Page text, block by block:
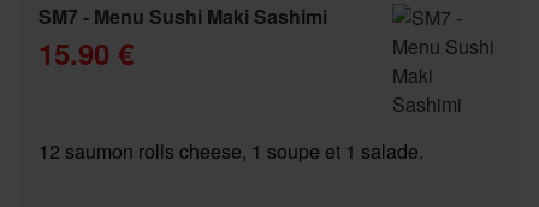
SM7 - Menu Sushi Maki Sashimi
15.90 €
12 saumon rolls cheese, 1 soupe et 1 salade.